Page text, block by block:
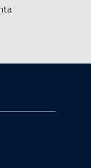
página